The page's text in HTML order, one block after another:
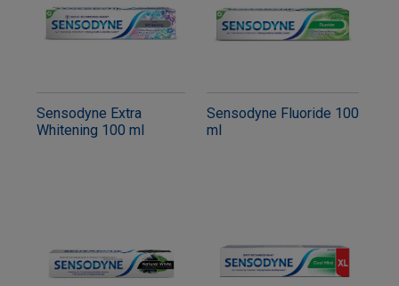
Sensodyne Extra
Whitening 100 ml
Sensodyne Fluoride 100
ml